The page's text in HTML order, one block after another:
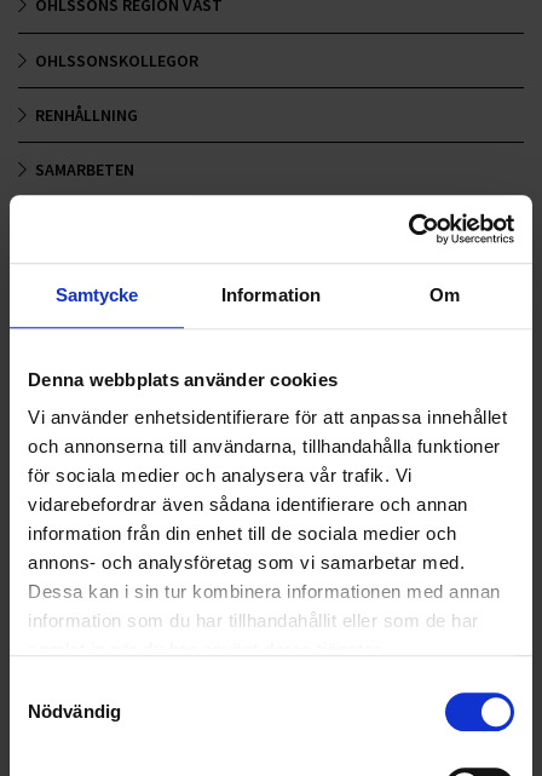
Samtycke Information Om
Denna webbplats använder cookies
Vi använder enhetsidentifierare för att anpassa innehållet
och annonserna till användarna, tillhandahålla funktioner
för sociala medier och analysera vår trafik. Vi
vidarebefordrar även sådana identifierare och annan
information från din enhet till de sociala medier och
annons- och analysföretag som vi samarbetar med.
Dessa kan i sin tur kombinera informationen med annan
information som du har tillhandahållit eller som de har
Nödvändig
OHLSSONS REGION VÄST
OHLSSONSKOLLEGOR
RENHÅLLNING
SAMARBETEN
010-45 00 200​